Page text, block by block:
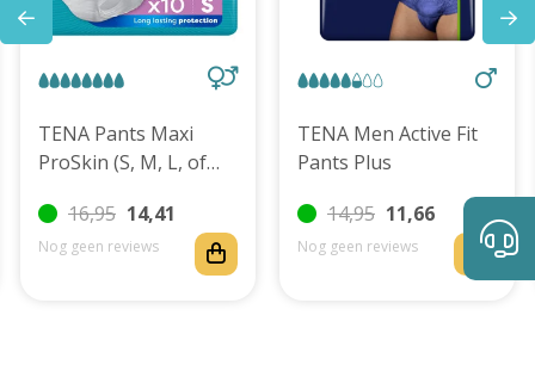
TENA Pants Maxi
ProSkin (S, M, L, of
16,95 14,41
Nog geen reviews
TENA Men Active Fit
Pants Plus
14,95 11,66
Nog geen reviews